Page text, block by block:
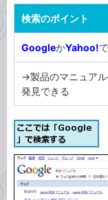
検索のポイント
GoogleかYahoo!で
→製品のマニュア
発見できる